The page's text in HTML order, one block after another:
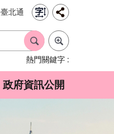
臺北通
熱門關鍵字
政府資訊公開